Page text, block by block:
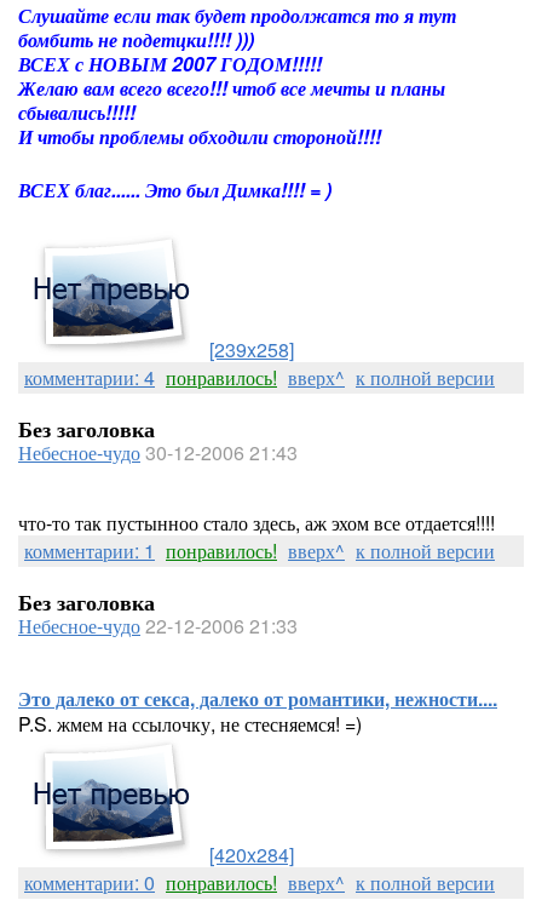
Слушайте если так будет продолжатся то я тут
бомбить не подетцки!!!! )))
ВСЕХ с НОВЫМ 2007 ГОДОМ!!!!!
Желаю вам всего всего!!! чтоб все мечты и планы
сбывались!!!!!
И чтобы проблемы обходили стороной!!!!
ВСЕХ благ...... Это был Димка!!!! = )
[239x258]
комментарии: 4 понравилось! вверх^ к полной версии
Без заголовка
Небесное-чудо30-12-2006 21:43
что-то так пустынноо стало здесь, аж эхом все отдается!!!!
комментарии: 1 понравилось! вверх^ к полной версии
Без заголовка
Небесное-чудо22-12-2006 21:33
Это далеко от секса, далеко от романтики, нежности....
P.S. жмем на ссылочку, не стесняемся! =)
[420x284]
комментарии: 0 понравилось! вверх^ к полной версии